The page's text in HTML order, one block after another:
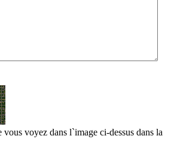
vous voyez dans l`image ci-dessus dans la